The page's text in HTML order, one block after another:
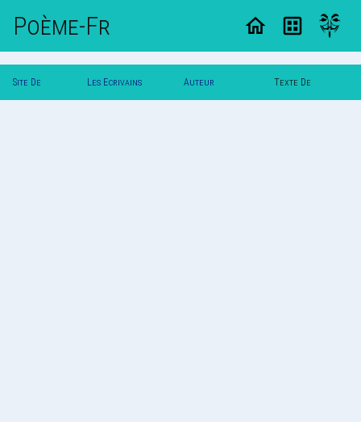
Poème-Fr
Site De Les Ecrivains Auteur Texte De